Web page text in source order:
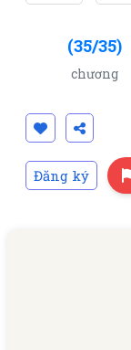
(35/35)
chương
Đăng ký